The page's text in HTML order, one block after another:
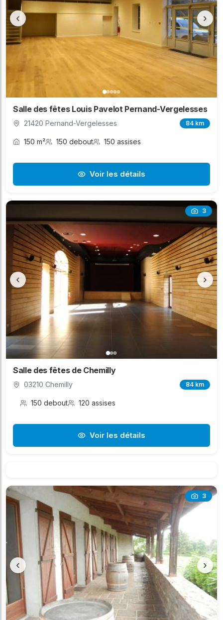
‹ ›
Salle des fêtes Louis Pavelot Pernand-Vergelesses
21420 Pernand-Vergelesses 84 km
150 m² 150 debout 150 assises
Voir les détails
3
‹ ›
Salle des fêtes de Chemilly
03210 Chemilly 84 km
150 debout 120 assises
Voir les détails
3
‹ ›